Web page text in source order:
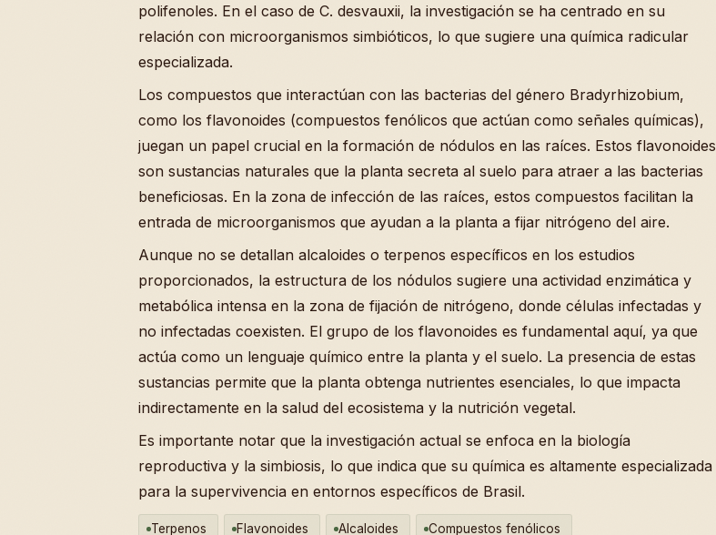
polifenoles. En el caso de C. desvauxii, la investigación se ha centrado en su
relación con microorganismos simbióticos, lo que sugiere una química radicular
especializada.
Los compuestos que interactúan con las bacterias del género Bradyrhizobium,
como los flavonoides (compuestos fenólicos que actúan como señales químicas),
juegan un papel crucial en la formación de nódulos en las raíces. Estos flavonoides
son sustancias naturales que la planta secreta al suelo para atraer a las bacterias
beneficiosas. En la zona de infección de las raíces, estos compuestos facilitan la
entrada de microorganismos que ayudan a la planta a fijar nitrógeno del aire.
Aunque no se detallan alcaloides o terpenos específicos en los estudios
proporcionados, la estructura de los nódulos sugiere una actividad enzimática y
metabólica intensa en la zona de fijación de nitrógeno, donde células infectadas y
no infectadas coexisten. El grupo de los flavonoides es fundamental aquí, ya que
actúa como un lenguaje químico entre la planta y el suelo. La presencia de estas
sustancias permite que la planta obtenga nutrientes esenciales, lo que impacta
indirectamente en la salud del ecosistema y la nutrición vegetal.
Es importante notar que la investigación actual se enfoca en la biología
reproductiva y la simbiosis, lo que indica que su química es altamente especializada
para la supervivencia en entornos específicos de Brasil.
Terpenos Flavonoides Alcaloides Compuestos fenólicos